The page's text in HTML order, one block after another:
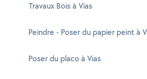
Travaux Bois à Vias
Peindre - Poser du papier peint à
Poser du placo à Vias